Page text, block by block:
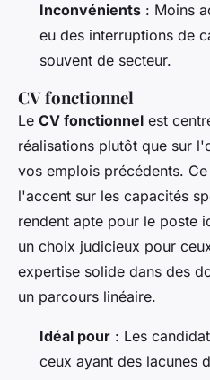
Inconvénients : Moins
eu des interruptions de
souvent de secteur.
CV fonctionnel
Le CV fonctionnel est
réalisations plutôt que sur
vos emplois précédents.
l'accent sur les capacités
rendent apte pour le poste
un choix judicieux pour
expertise solide dans des
un parcours linéaire.
Idéal pour : Les
ceux ayant des lacunes